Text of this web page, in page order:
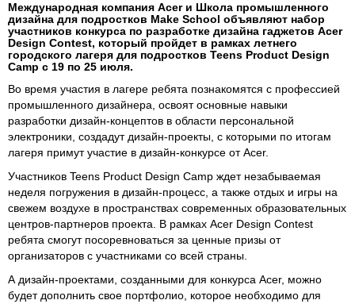
Международная компания Acer и Школа промышленного
дизайна для подростков Make School объявляют набор
участников конкурса по разработке дизайна гаджетов Acer
Design Contest, который пройдет в рамках летнего
городского лагеря для подростков Teens Product Design
Camp с 19 по 25 июля.
Во время участия в лагере ребята познакомятся с профессией
промышленного дизайнера, освоят основные навыки
разработки дизайн-концептов в области персональной
электроники, создадут дизайн-проекты, с которыми по итогам
лагеря примут участие в дизайн-конкурсе от Acer.
Участников Teens Product Design Camp ждет незабываемая
неделя погружения в дизайн-процесс, а также отдых и игры на
свежем воздухе в пространствах современных образовательных
центров-партнеров проекта. В рамках Acer Design Contest
ребята смогут посоревноваться за ценные призы от
организаторов с участниками со всей страны.
А дизайн-проектами, созданными для конкурса Acer, можно
будет дополнить свое портфолио, которое необходимо для